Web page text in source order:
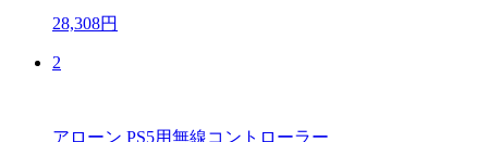
28,308円
2
アローン PS5用無線コントローラー